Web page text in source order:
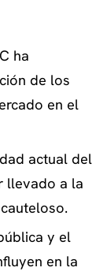
ha
de los
en el
actual del
llevado a la
y el
en la